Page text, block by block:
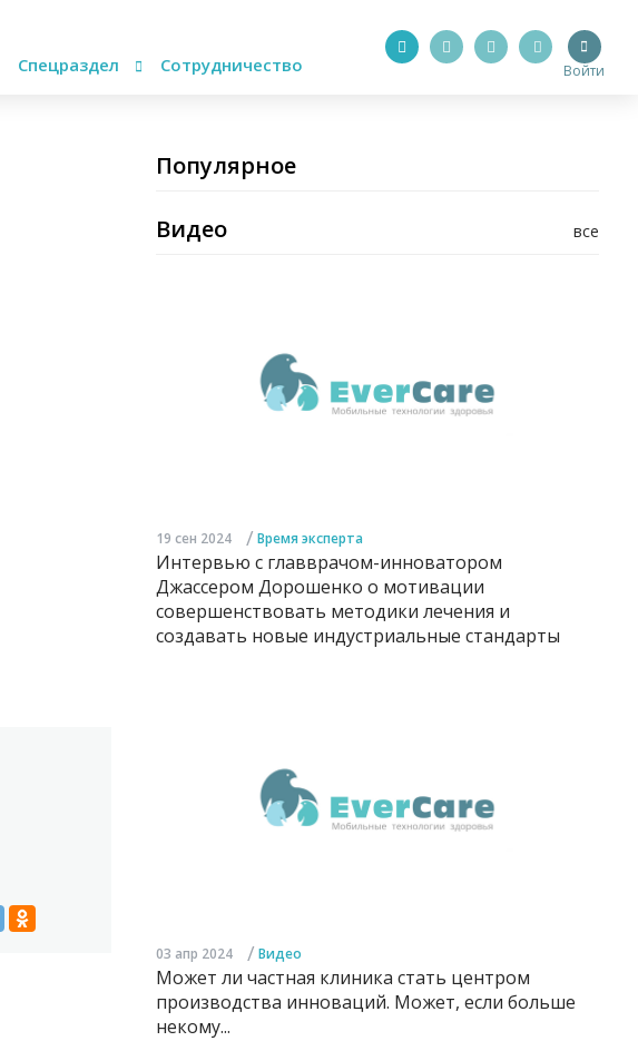
Спецраздел Сотрудничество Войти
Популярное
все
Видео
19 сен 2024 / Время эксперта
Интервью с главврачом-инноватором
Джассером Дорошенко о мотивации
совершенствовать методики лечения и
создавать новые индустриальные стандарты
03 апр 2024 / Видео
Может ли частная клиника стать центром
производства инноваций. Может, если больше
некому...